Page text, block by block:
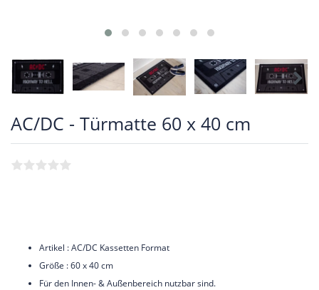
AC/DC - Türmatte 60 x 40 cm
Artikel : AC/DC Kassetten Format
Größe : 60 x 40 cm
Für den Innen- & Außenbereich nutzbar sind.